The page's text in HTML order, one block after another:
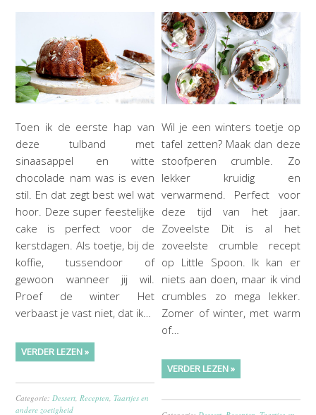
Toen ik de eerste hap van
deze tulband met
sinaasappel en witte
chocolade nam was is even
stil. En dat zegt best wel wat
hoor. Deze super feestelijke
cake is perfect voor de
kerstdagen. Als toetje, bij de
koffie, tussendoor of
gewoon wanneer jij wil.
Proef de winter Het
verbaast je vast niet, dat ik…
VERDER LEZEN »
Categorie: Dessert Recepten ,Taartjes en
andere zoetigheid
Wil je een winters toetje op
tafel zetten? Maak dan deze
stoofperen crumble. Zo
lekker kruidig en
verwarmend. Perfect voor
deze tijd van het jaar.
Zoveelste Dit is al het
zoveelste crumble recept
op Little Spoon. Ik kan er
niets aan doen, maar ik vind
crumbles zo mega lekker.
Zomer of winter, met warm
of…
VERDER LEZEN »